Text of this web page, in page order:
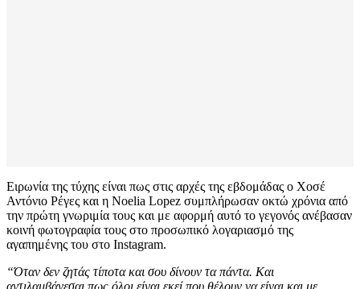
Ειρωνία της τύχης είναι πως στις αρχές της εβδομάδας ο Χοσέ
Αντόνιο Ρέγες και η Noelia Lopez συμπλήρωσαν οκτώ χρόνια από
την πρώτη γνωριμία τους και με αφορμή αυτό το γεγονός ανέβασαν
κοινή φωτογραφία τους στο προσωπικό λογαριασμό της
αγαπημένης του στο Instagram.
“Όταν δεν ζητάς τίποτα και σου δίνουν τα πάντα. Και